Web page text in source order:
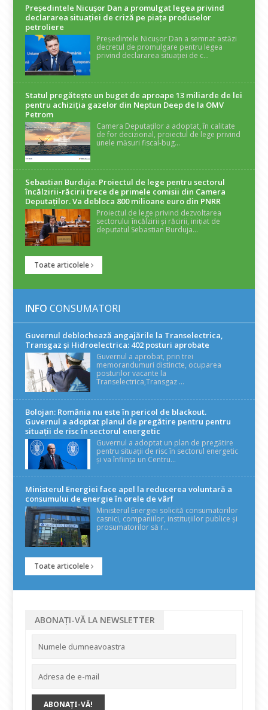
Președintele Nicuşor Dan a promulgat legea privind
declararea situaţiei de criză pe piaţa produselor
petroliere
Președintele Nicușor Dan a semnat astăzi
decretul de promulgare pentru legea
privind declararea situației de c...
Statul pregătește un buget de aproape 13 miliarde de lei
pentru achiziția gazelor din Neptun Deep de la OMV
Petrom
Camera Deputaților a adoptat, în calitate
de for decizional, proiectul de lege privind
unele măsuri fiscal-bug...
Sebastian Burduja: Proiectul de lege pentru sectorul
încălzirii-răcirii trece de primele comisii din Camera
Deputaților. Va debloca 800 milioane euro din PNRR
Proiectul de lege privind dezvoltarea
sectorului încălzirii și răcirii, inițiat de
deputatul Sebastian Burduja...
Toate articolele
INFO CONSUMATORI
Guvernul deblochează angajările la Transelectrica,
Transgaz și Hidroelectrica: 402 posturi aprobate
Guvernul a aprobat, prin trei
memorandumuri distincte, ocuparea
posturilor vacante la
Transelectrica,Transgaz ...
Bolojan: România nu este în pericol de blackout.
Guvernul a adoptat planul de pregătire pentru pentru
situații de risc în sectorul energetic
Guvernul a adoptat un plan de pregătire
pentru situații de risc în sectorul energetic
și va înființa un Centru...
Ministerul Energiei face apel la reducerea voluntară a
consumului de energie în orele de vârf
Ministerul Energiei solicită consumatorilor
casnici, companiilor, instituțiilor publice și
prosumatorilor să r...
Toate articolele
ABONAȚI-VĂ LA NEWSLETTER